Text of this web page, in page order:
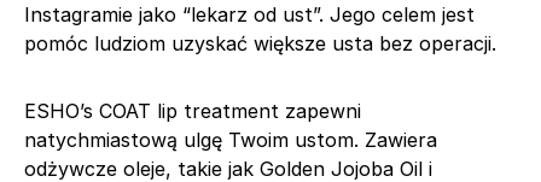
Instagramie jako “lekarz od ust”. Jego celem jest
pomóc ludziom uzyskać większe usta bez operacji.
ESHO’s COAT lip treatment zapewni
natychmiastową ulgę Twoim ustom. Zawiera
odżywcze oleje, takie jak Golden Jojoba Oil i